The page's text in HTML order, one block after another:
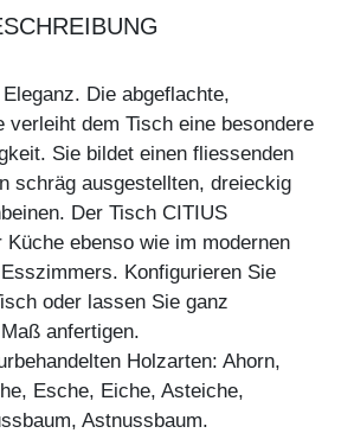
Die abgeflachte,
verleiht dem Tisch eine besondere
Sie bildet einen fliessenden
schräg ausgestellten, dreieckig
Der Tisch CITIUS
Küche ebenso wie im modernen
Konfigurieren Sie
oder lassen Sie ganz
anfertigen.
Holzarten: Ahorn,
Esche, Eiche, Asteiche,
Astnussbaum.